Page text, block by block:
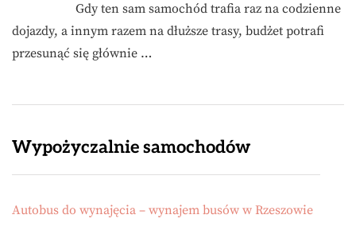
Gdy ten sam samochód trafia raz na codzienne
dojazdy, a innym razem na dłuższe trasy, budżet potrafi
przesunąć się głównie …
Wypożyczalnie samochodów
Autobus do wynajęcia – wynajem busów w Rzeszowie